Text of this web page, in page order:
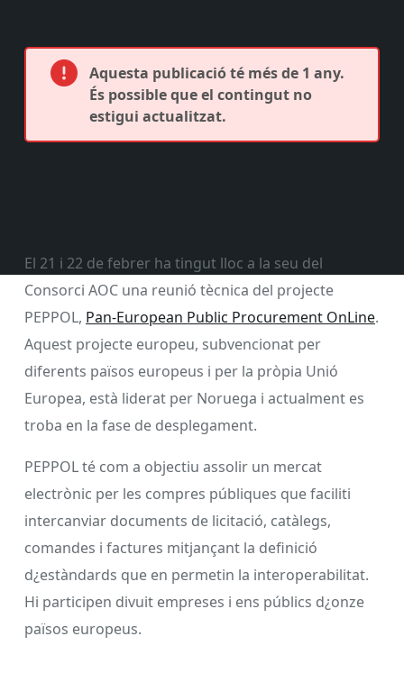
Aquesta publicació té més de 1 any.
És possible que el contingut no
estigui actualitzat.
El 21 i 22 de febrer ha tingut lloc a la seu del
Consorci AOC una reunió tècnica del projecte
PEPPOL, Pan-European Public Procurement OnLine.
Aquest projecte europeu, subvencionat per
diferents països europeus i per la pròpia Unió
Europea, està liderat per Noruega i actualment es
troba en la fase de desplegament.
PEPPOL té com a objectiu assolir un mercat
electrònic per les compres públiques que faciliti
intercanviar documents de licitació, catàlegs,
comandes i factures mitjançant la definició
d¿estàndards que en permetin la interoperabilitat.
Hi participen divuit empreses i ens públics d¿onze
països europeus.